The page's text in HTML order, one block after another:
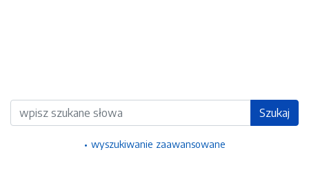
Wyszukiwarka Szukaj
wyszukiwanie zaawansowane